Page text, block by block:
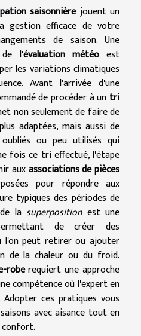
saisonnièrejouent un
gestion efficace de votre
de saison. Une
de l'évaluation météoest
les variations climatiques
Avant l'arrivée d'une
de procéder à un tri
non seulement de faire de
adaptées, mais aussi de
ou peu utilisés qui
fois ce tri effectué, l'étape
auxassociations de pièces
pour répondre aux
typiques des périodes de
la superpositionest une
de créer des
l'on peut retirer ou ajouter
de la chaleur ou du froid.
roberequiert une approche
compétence où l'expert en
ces pratiques vous
avec aisance tout en